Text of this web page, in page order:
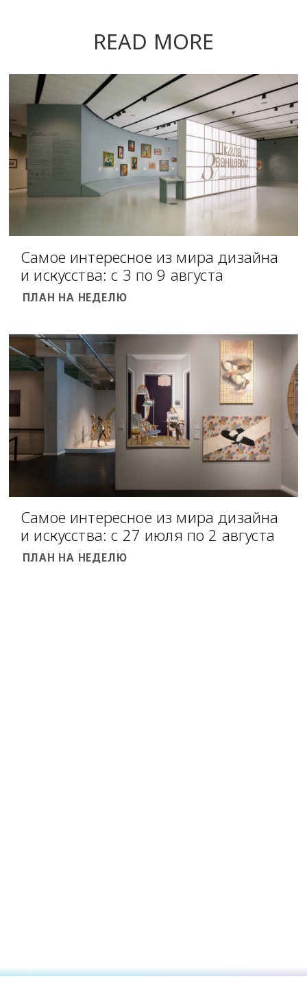
READ MORE
Самое интересное из мира дизайна
и искусства: с 3 по 9 августа
ПЛАН НА НЕДЕЛЮ
Самое интересное из мира дизайна
и искусства: с 27 июля по 2 августа
ПЛАН НА НЕДЕЛЮ